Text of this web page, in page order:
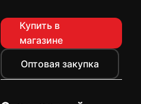
Купить в
магазине
Оптовая закупка